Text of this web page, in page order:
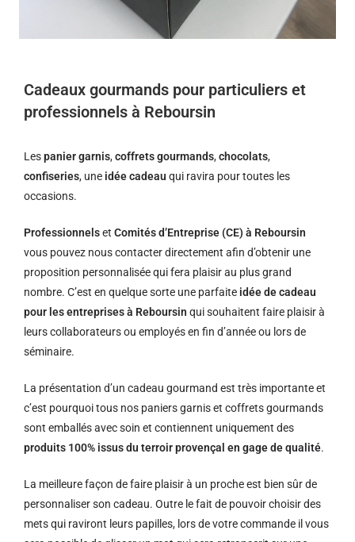
Cadeaux gourmands pour particuliers et
professionnels à Reboursin
Lespanier garnis,coffrets gourmands,chocolats,
confiseries, une idée cadeau qui ravira pour toutes les
occasions.
Professionnelset Comités d’Entreprise (CE) à Reboursin
vous pouvez nous contacter directement afin d’obtenir une
proposition personnalisée qui fera plaisir au plus grand
nombre. C’est en quelque sorte une parfaite idée de cadeau
pour les entreprises à Reboursin qui souhaitent faire plaisir à
leurs collaborateurs ou employés en fin d’année ou lors de
séminaire.
La présentation d’un cadeau gourmand est très importante et
c’est pourquoi tous nos paniers garnis et coffrets gourmands
sont emballés avec soin et contiennent uniquement des
produits 100% issus du terroir provençal en gage de qualité.
La meilleure façon de faire plaisir à un proche est bien sûr de
personnaliser son cadeau. Outre le fait de pouvoir choisir des
mets qui raviront leurs papilles, lors de votre commande il vous